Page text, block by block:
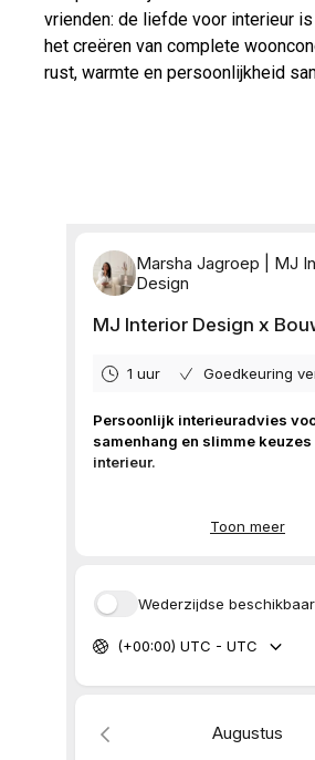
vrienden: de liefde voor interieur
het creëren van complete
rust, warmte en persoonlijkheid